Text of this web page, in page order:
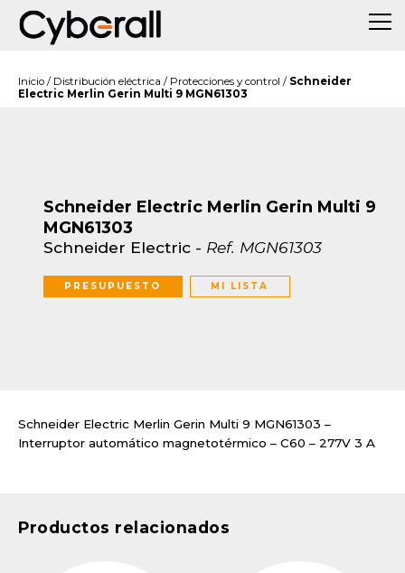
Inicio / Distribución eléctrica / Protecciones y control / Schneider
Electric Merlin Gerin Multi 9 MGN61303
Schneider Electric Merlin Gerin Multi 9
MGN61303
Schneider Electric - Ref. MGN61303
PRESUPUESTO MI LISTA
Schneider Electric Merlin Gerin Multi 9 MGN61303 –
Interruptor automático magnetotérmico – C60 – 277V 3 A
Productos relacionados